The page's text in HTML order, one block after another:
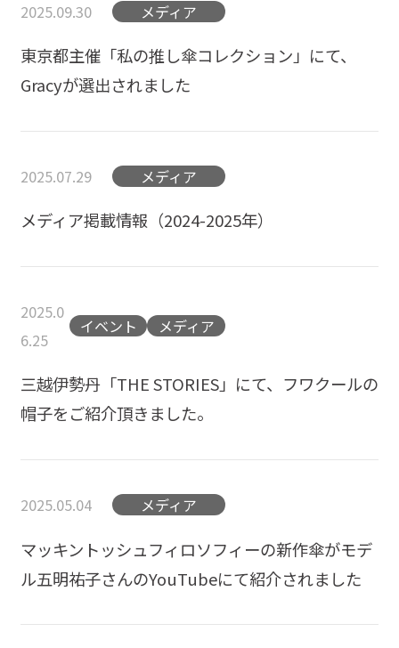
2025.09.30 メディア
東京都主催「私の推し傘コレクション」にて、
Gracyが選出されました
2025.07.29 メディア
メディア掲載情報（2024-2025年）
2025.0
6.25
イベント メディア
三越伊勢丹「THE STORIES」にて、フワクールの
帽子をご紹介頂きました。
2025.05.04 メディア
マッキントッシュフィロソフィーの新作傘がモデ
ル五明祐子さんのYouTubeにて紹介されました